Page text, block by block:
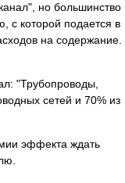
но большинство
с которой подается в
на содержание.
"Трубопроводы,
сетей и 70% из
эффекта ждать